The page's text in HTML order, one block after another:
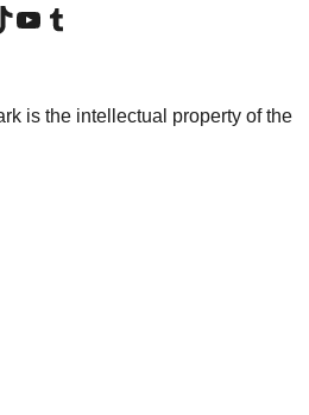
Instagram
compte LinkedIn
compte TokTok
Visiter notre chaîne YouTube
Visiter notre compte Tumblr
is the intellectual property of the